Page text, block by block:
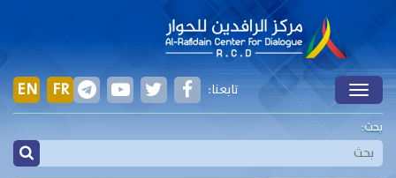
Toggle
EN FR تابعنا:
بحث: